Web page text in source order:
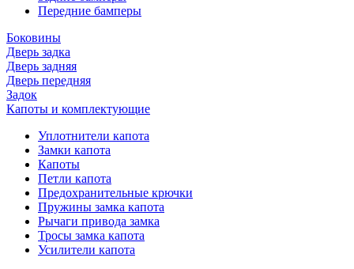
Передние бамперы
Боковины
Дверь задка
Дверь задняя
Дверь передняя
Задок
Капоты и комплектующие
Уплотнители капота
Замки капота
Капоты
Петли капота
Предохранительные крючки
Пружины замка капота
Рычаги привода замка
Тросы замка капота
Усилители капота